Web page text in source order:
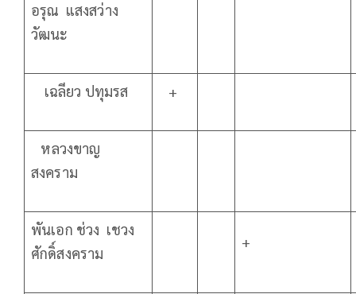
อรุณ แสงสว่าง
วัฒนะ
เฉลียว ปทุมรส +
หลวงขาญ
สงคราม
พันเอก ช่วง เชวง
ศักดิ์สงคราม
+